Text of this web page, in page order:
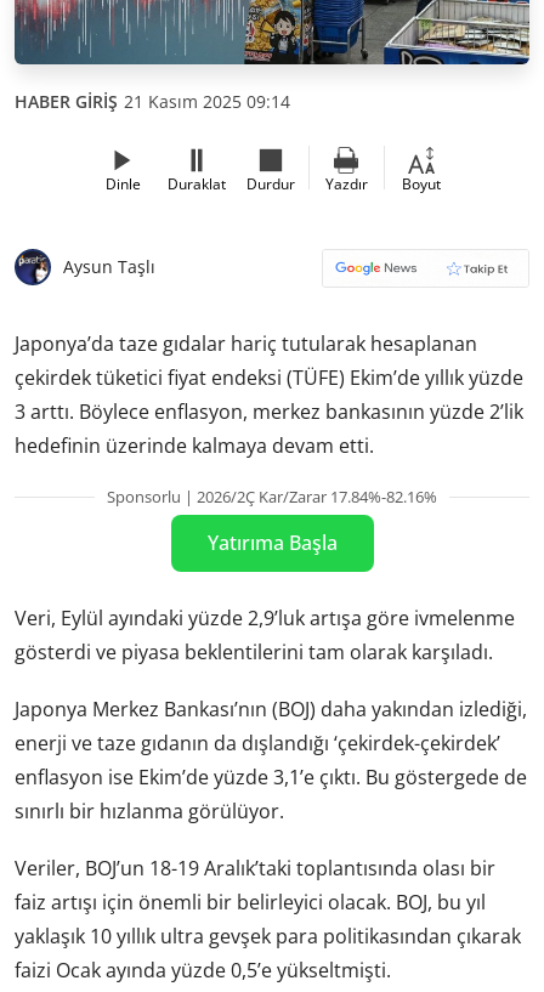
HABER GİRİŞ 21 Kasım 2025 09:14
Dinle Duraklat Durdur Yazdır Boyut
Aysun Taşlı
Japonya’da taze gıdalar hariç tutularak hesaplanan
çekirdek tüketici fiyat endeksi (TÜFE) Ekim’de yıllık yüzde
3 arttı. Böylece enflasyon, merkez bankasının yüzde 2’lik
hedefinin üzerinde kalmaya devam etti.
Sponsorlu | 2026/2Ç Kar/Zarar 17.84%-82.16%
Yatırıma Başla
Veri, Eylül ayındaki yüzde 2,9’luk artışa göre ivmelenme
gösterdi ve piyasa beklentilerini tam olarak karşıladı.
Japonya Merkez Bankası’nın (BOJ) daha yakından izlediği,
enerji ve taze gıdanın da dışlandığı ‘çekirdek-çekirdek’
enflasyon ise Ekim’de yüzde 3,1’e çıktı. Bu göstergede de
sınırlı bir hızlanma görülüyor.
Veriler, BOJ’un 18-19 Aralık’taki toplantısında olası bir
faiz artışı için önemli bir belirleyici olacak. BOJ, bu yıl
yaklaşık 10 yıllık ultra gevşek para politikasından çıkarak
faizi Ocak ayında yüzde 0,5’e yükseltmişti.